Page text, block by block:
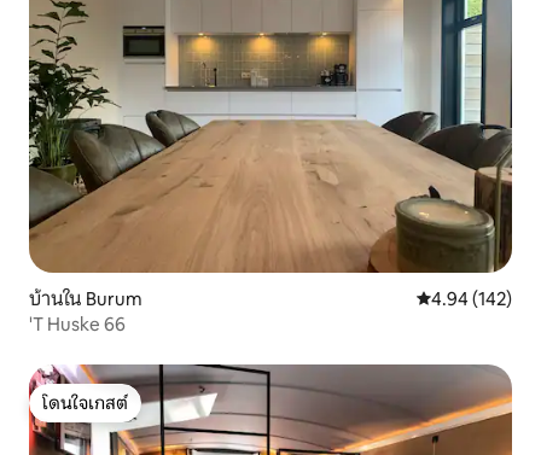
บ้านใน Burum คะแนนเฉลี่ย
4.94 (142)
'T Huske 66
โดนใจเกสต์
โดนใจเกสต์